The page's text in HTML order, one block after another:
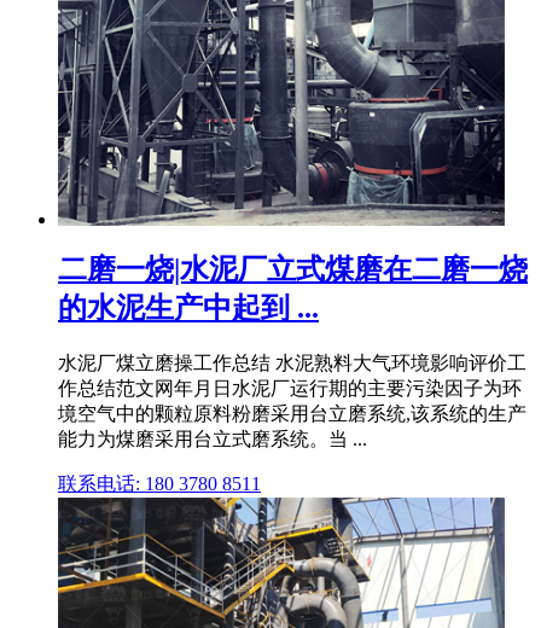
二磨一烧|水泥厂立式煤磨在二磨一烧
的水泥生产中起到 ...
水泥厂煤立磨操工作总结 水泥熟料大气环境影响评价工
作总结范文网年月日水泥厂运行期的主要污染因子为环
境空气中的颗粒原料粉磨采用台立磨系统,该系统的生产
能力为煤磨采用台立式磨系统。当 ...
联系电话: 180 3780 8511